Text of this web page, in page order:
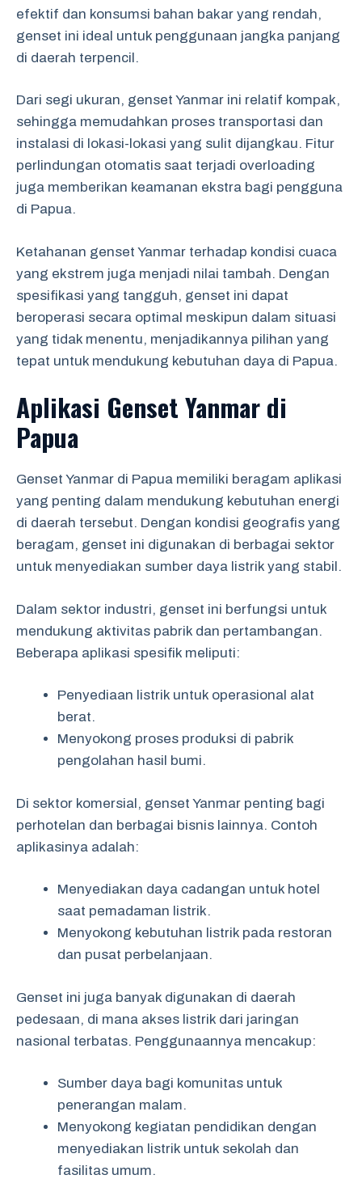
efektif dan konsumsi bahan bakar yang rendah,
genset ini ideal untuk penggunaan jangka panjang
di daerah terpencil.
Dari segi ukuran, genset Yanmar ini relatif kompak,
sehingga memudahkan proses transportasi dan
instalasi di lokasi-lokasi yang sulit dijangkau. Fitur
perlindungan otomatis saat terjadi overloading
juga memberikan keamanan ekstra bagi pengguna
di Papua.
Ketahanan genset Yanmar terhadap kondisi cuaca
yang ekstrem juga menjadi nilai tambah. Dengan
spesifikasi yang tangguh, genset ini dapat
beroperasi secara optimal meskipun dalam situasi
yang tidak menentu, menjadikannya pilihan yang
tepat untuk mendukung kebutuhan daya di Papua.
Aplikasi Genset Yanmar di
Papua
Genset Yanmar di Papua memiliki beragam aplikasi
yang penting dalam mendukung kebutuhan energi
di daerah tersebut. Dengan kondisi geografis yang
beragam, genset ini digunakan di berbagai sektor
untuk menyediakan sumber daya listrik yang stabil.
Dalam sektor industri, genset ini berfungsi untuk
mendukung aktivitas pabrik dan pertambangan.
Beberapa aplikasi spesifik meliputi:
Penyediaan listrik untuk operasional alat
berat.
Menyokong proses produksi di pabrik
pengolahan hasil bumi.
Di sektor komersial, genset Yanmar penting bagi
perhotelan dan berbagai bisnis lainnya. Contoh
aplikasinya adalah:
Menyediakan daya cadangan untuk hotel
saat pemadaman listrik.
Menyokong kebutuhan listrik pada restoran
dan pusat perbelanjaan.
Genset ini juga banyak digunakan di daerah
pedesaan, di mana akses listrik dari jaringan
nasional terbatas. Penggunaannya mencakup:
Sumber daya bagi komunitas untuk
penerangan malam.
Menyokong kegiatan pendidikan dengan
menyediakan listrik untuk sekolah dan
fasilitas umum.